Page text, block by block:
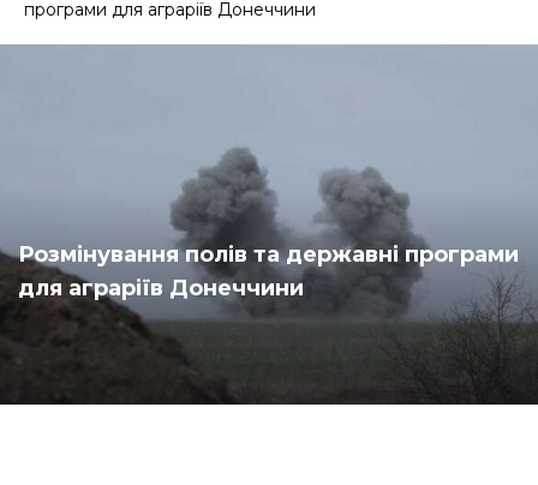
програми для аграріїв Донеччини
Розмінування полів та державні програми
для аграріїв Донеччини